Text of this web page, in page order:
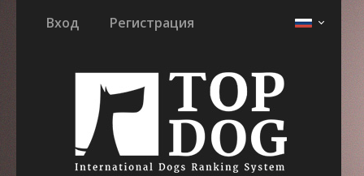
Вход Регистрация